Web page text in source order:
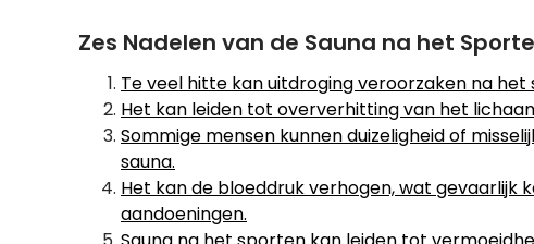
Zes Nadelen van de Sauna na het
Te veel hitte kan uitdroging veroorzaken na het
Het kan leiden tot oververhitting van het
Sommige mensen kunnen duizeligheid of
sauna.
Het kan de bloeddruk verhogen, wat gevaarlijk
aandoeningen.